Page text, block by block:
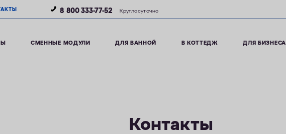
8 800 333-77-52 Круглосуточно
СМЕННЫЕ МОДУЛИ ДЛЯ ВАННОЙ В КОТТЕДЖ ДЛЯ БИЗНЕСА
Контакты